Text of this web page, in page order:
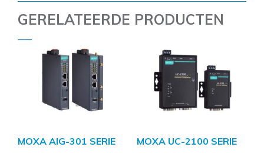
GERELATEERDE PRODUCTEN
MOXA AIG-301 SERIE MOXA UC-2100 SERIE